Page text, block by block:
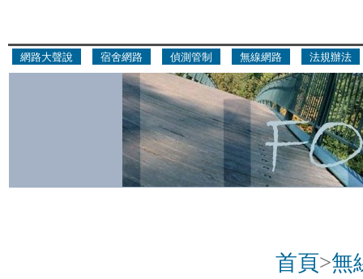
網路大聲說 宿舍網路 偵測管制 無線網路 法規辦法
首頁>無